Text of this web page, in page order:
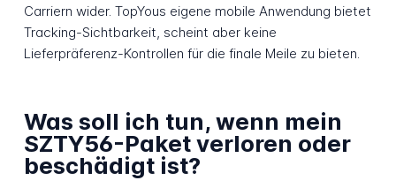
Carriern wider. TopYous eigene mobile Anwendung bietet
Tracking-Sichtbarkeit, scheint aber keine
Lieferpräferenz-Kontrollen für die finale Meile zu bieten.
Was soll ich tun, wenn mein
SZTY56-Paket verloren oder
beschädigt ist?